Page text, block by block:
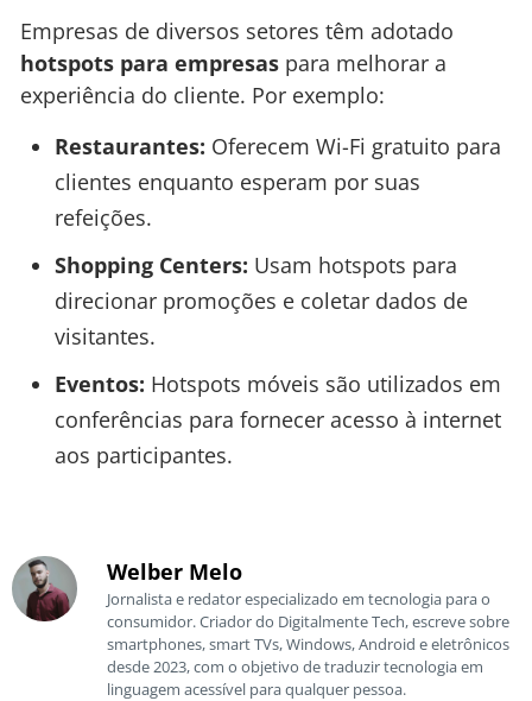
Empresas de diversos setores têm adotado
hotspots para empresas para melhorar a
experiência do cliente. Por exemplo:
Restaurantes: Oferecem Wi-Fi gratuito para
clientes enquanto esperam por suas
refeições.
Shopping Centers: Usam hotspots para
direcionar promoções e coletar dados de
visitantes.
Eventos: Hotspots móveis são utilizados em
conferências para fornecer acesso à internet
aos participantes.
Welber Melo
Jornalista e redator especializado em tecnologia para o
consumidor. Criador do Digitalmente Tech, escreve sobre
smartphones, smart TVs, Windows, Android e eletrônicos
desde 2023, com o objetivo de traduzir tecnologia em
linguagem acessível para qualquer pessoa.